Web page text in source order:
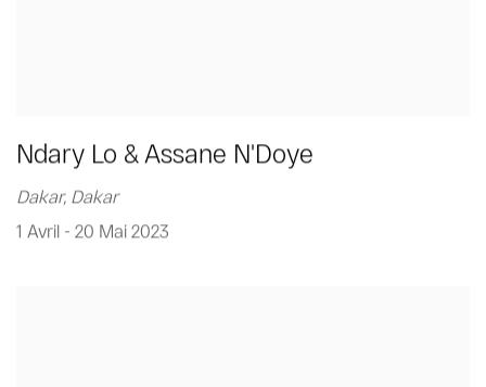
Ndary Lo & Assane N'Doye
Dakar, Dakar
1 Avril - 20 Mai 2023